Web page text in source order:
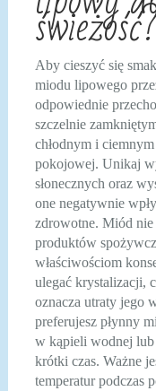
Aby cieszyć się
miodu lipowego
odpowiednie
szczelnie
chłodnym i
pokojowej. Unikaj
słonecznych oraz
one negatywnie
zdrowotne. Miód
produktów
właściwościom
ulegać krystalizacji,
oznacza utraty jego
preferujesz płynny
w kąpieli wodnej lub
krótki czas. Ważne
temperatur podczas